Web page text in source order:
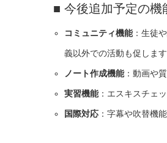
■ 今後追加予定の機
コミュニティ機能：生徒
義以外での活動も促します
ノート作成機能：動画や
実習機能：エスキスチェ
国際対応 ：字幕や吹替機